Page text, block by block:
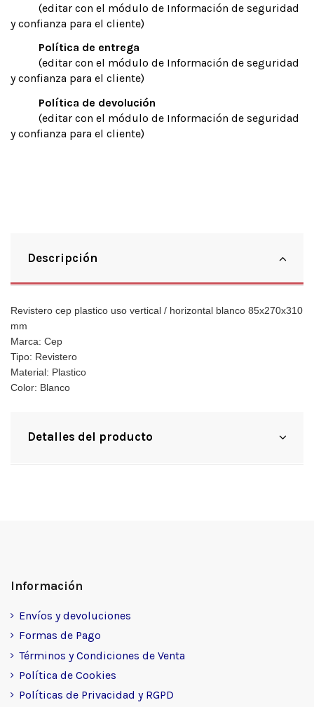
(editar con el módulo de Información de seguridad
y confianza para el cliente)
Política de entrega
(editar con el módulo de Información de seguridad
y confianza para el cliente)
Política de devolución
(editar con el módulo de Información de seguridad
y confianza para el cliente)
Descripción
Revistero cep plastico uso vertical / horizontal blanco 85x270x310
mm
Marca: Cep
Tipo: Revistero
Material: Plastico
Color: Blanco
Detalles del producto
Información
Envíos y devoluciones
Formas de Pago
Términos y Condiciones de Venta
Política de Cookies
Políticas de Privacidad y RGPD